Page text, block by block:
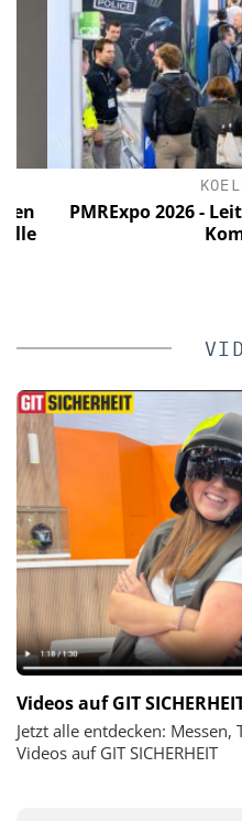
PMRExpo 2026 -
Videos auf GIT
Jetzt alle entdecken:
Videos auf GIT SICHERHEIT